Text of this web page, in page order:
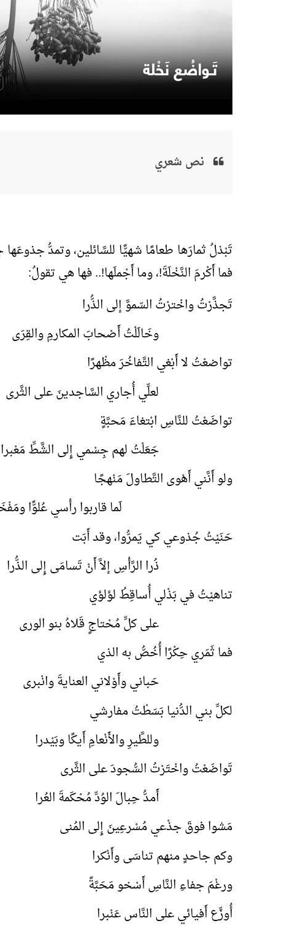
نص شعري
تَبْذلُ ثمارَها طعامًا شهيًّا للسَّائلين، وتمدُّ
فما أَكْرمَ النَّخْلَةَ!، وما أَجْملَها!.. فها هي تقولُ:
تَجذَّرْتُ واخْترْتُ السّموَّ إلى الذُّرا
وخَالَلْتُ أَصْحابَ المكارمِ والقِرَى
تواضعْتُ لا أَبْغي التَّفاخُرَ مظْهرًا
لعلِّي أُجاري السَّاجدينَ على الثَّرى
تواضَعْتُ للنَّاسِ ابْتغاءَ مَحبَّةٍ
جَعَلْتُ لهم جِسْمي إِلى الشَّطِّ
ولو أَنَّني أَهْوى التَّطاولَ مَنْهجًا
لَما قاربوا رأْسي عُلوًّا
حَنَيْتُ جُذوعي كي يَمرُّوا، وقد أَبَت
ذُرا الرَّأْسِ إلاَّ أَنْ تَسامَى إِلى الذُّرا
تناهيْتُ في بَذْلي أُساقِطُ لؤلؤي
على كلِّ مُحْتاجٍ قَلاهُ بنو الورى
فما ثَمَري حِكْرًا أُخُصُّ به الذي
حَباني وأَوْلاني العنايةَ وانْبرى
لكلِّ بني الدُّنيا بَسَطْتُ مفارشي
وللطَّيرِ والأَنْعامِ أَيكًا وبَيْدرا
تَواضَعْتُ واخْتَرْتُ السُّجودَ على الثَّرى
أَمدُّ حِبالَ الوُدِّ مُحْكَمةَ العُرا
مَشوا فوقَ جذْعي مُسْرعِينَ إِلى المُنى
وكم جاحدٍ منهم تناسَى وأَنْكرا
ورغْمَ جفاءِ النَّاسِ أَسْخو مَحَبَّةً
أُوزِّع أَفيائي على النَّاس عَنْبرا